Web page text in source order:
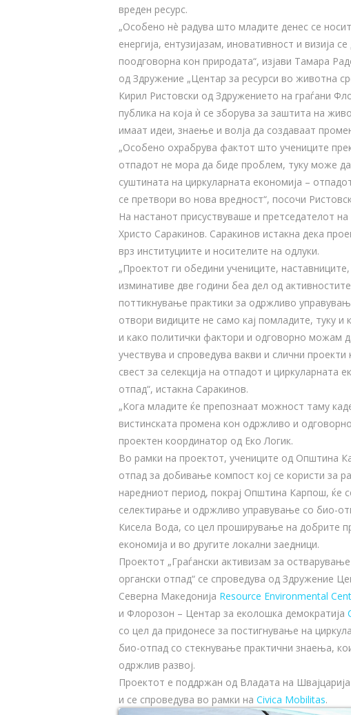
вреден ресурс.
„Особено нè радува што младите денес се
енергија, ентузијазам, иновативност и визија
поодговорна кон природата“, изјави Тамара
од Здружение „Центар за ресурси во животна
Кирил Ристовски од Здружението на граѓани
публика на која ѝ се зборува за заштита на
имаат идеи, знаење и волја да создаваат
„Особено охрабрува фактот што учениците
отпадот не мора да биде проблем, туку може
суштината на циркуларната економија –
се претвори во нова вредност“, посочи
На настанот присуствуваше и претседателот
Христо Саракинов. Саракинов истакна дека
врз институциите и носителите на одлуки.
„Проектот ги обедини учениците,
изминативе две години беа дел од
поттикнување практики за одржливо
отвори видиците не само кај помладите, туку и
и како политички фактори и одговорно
учествува и спроведува вакви и слични
свест за селекција на отпадот и циркуларната
отпад“, истакна Саракинов.
„Кога младите ќе препознаат можност таму
вистинската промена кон одржливо и
проектен координатор од Еко Логик.
Во рамки на проектот, учениците од Општина
отпад за добивање компост кој се користи за
наредниот период, покрај Општина Карпош, ќе
селектирање и одржливо управување со био-
Кисела Вода, со цел проширување на добрите
економија и во другите локални заедници.
Проектот „Граѓански активизам за
органски отпад“ се спроведува од Здружение
Северна Македонија Resource Environmental
и Флорозон – Центар за еколошка демократија
со цел да придонесе за постигнување на
био-отпад со стекнување практични знаења,
одржлив развој.
Проектот е поддржан од Владата на
и се спроведува во рамки на Civica Mobilitas.